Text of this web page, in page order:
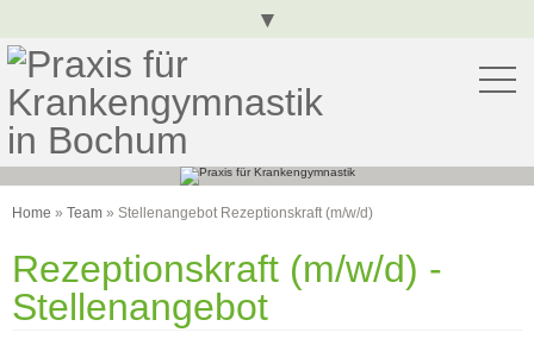
▾
Home » Team » Stellenangebot Rezeptionskraft (m/w/d)
Rezeptionskraft (m/w/d) -
Stellenangebot